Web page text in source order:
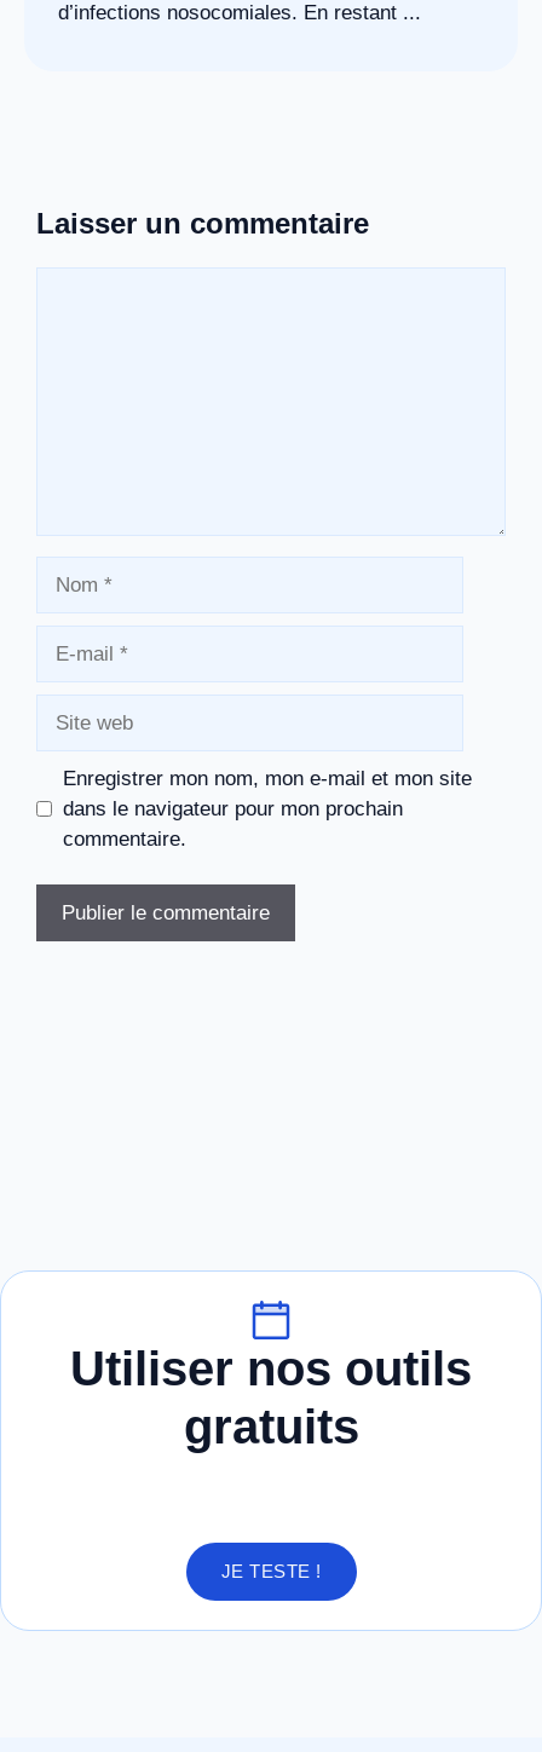
d’infections nosocomiales. En restant ...
Laisser un commentaire
Enregistrer mon nom, mon e-mail et mon site
dans le navigateur pour mon prochain
commentaire.
Utiliser nos outils
gratuits
JE TESTE !